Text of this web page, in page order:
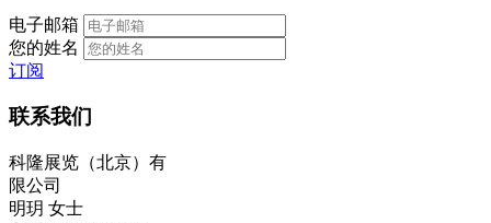
电子邮箱
您的姓名
订阅
联系我们
科隆展览（北京）有
限公司
明玥 女士